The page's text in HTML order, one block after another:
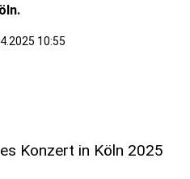
10:55
Konzert in Köln 2025